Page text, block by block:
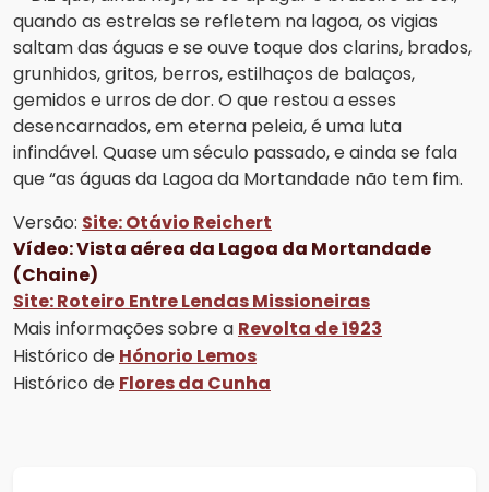
quando as estrelas se refletem na lagoa, os vigias
saltam das águas e se ouve toque dos clarins, brados,
grunhidos, gritos, berros, estilhaços de balaços,
gemidos e urros de dor. O que restou a esses
desencarnados, em eterna peleia, é uma luta
infindável. Quase um século passado, e ainda se fala
que “as águas da Lagoa da Mortandade não tem fim.
Versão: Site: Otávio Reichert
Vídeo: Vista aérea da Lagoa da Mortandade
(Chaine)
Site: Roteiro Entre Lendas Missioneiras
Mais informações sobre a Revolta de 1923
Histórico de Hónorio Lemos
Histórico de Flores da Cunha